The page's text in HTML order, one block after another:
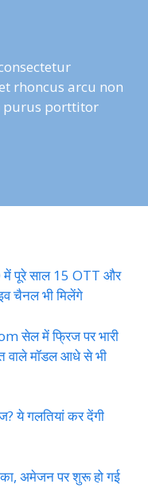
rhoncus arcu non
purus porttitor
में पूरे साल 15 OTT और
चैनल भी मिलेंगे
सेल में फ्रिज पर भारी
वाले मॉडल आधे से भी
ये गलतियां कर देंगी
अमेजन पर शुरू हो गई